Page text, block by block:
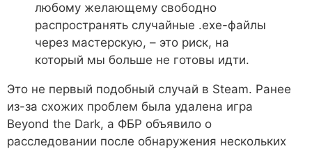
любому желающему свободно
распространять случайные .exe-файлы
через мастерскую, – это риск, на
который мы больше не готовы идти.
Это не первый подобный случай в Steam. Ранее
из-за схожих проблем была удалена игра
Beyond the Dark, а ФБР объявило о
расследовании после обнаружения нескольких